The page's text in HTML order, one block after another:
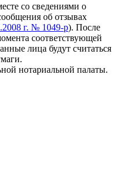
со сведениями о
об отзывах
г. № 1049-р). После
соответствующей
лица будут считаться
нотариальной палаты.